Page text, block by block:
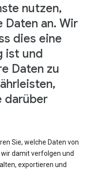
nutzen,
Daten an. Wir
dies eine
ist und
Daten zu
darüber
Sie, welche Daten von
damit verfolgen und
exportieren und